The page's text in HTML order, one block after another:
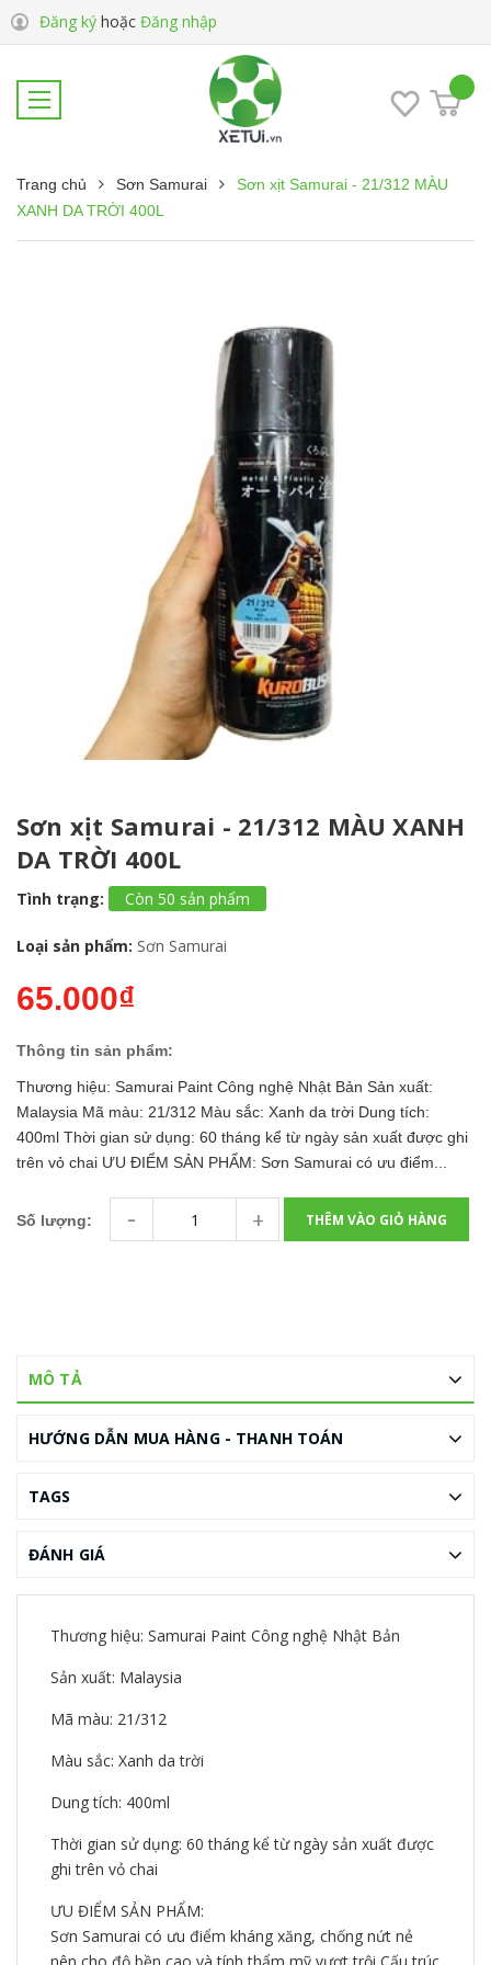
Đăng ký hoặc Đăng nhập
Trang chủ Sơn Samurai
Sơn xịt Samurai - 21/312 MÀU
XANH DA TRỜI 400L
Sơn xịt Samurai - 21/312 MÀU XANH
DA TRỜI 400L
Tình trạng: Còn 50 sản phẩm
Loại sản phẩm: Sơn Samurai
65.000₫
Thông tin sản phẩm:
Thương hiệu: Samurai Paint Công nghệ Nhật Bản Sản xuất:
Malaysia Mã màu: 21/312 Màu sắc: Xanh da trời Dung tích:
400ml Thời gian sử dụng: 60 tháng kể từ ngày sản xuất được ghi
trên vỏ chai ƯU ĐIỂM SẢN PHẨM: Sơn Samurai có ưu điểm...
Số lượng: - + THÊM VÀO GIỎ HÀNG
MÔ TẢ
HƯỚNG DẪN MUA HÀNG - THANH TOÁN
TAGS
ĐÁNH GIÁ
Thương hiệu: Samurai Paint Công nghệ Nhật Bản
Sản xuất: Malaysia
Mã màu: 21/312
Màu sắc: Xanh da trời
Dung tích: 400ml
Thời gian sử dụng: 60 tháng kể từ ngày sản xuất được
ghi trên vỏ chai
ƯU ĐIỂM SẢN PHẨM:
Sơn Samurai có ưu điểm kháng xăng, chống nứt nẻ